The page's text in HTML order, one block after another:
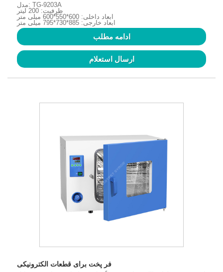
مدل: TG-9203A
ظرفیت: 200 لیتر
ابعاد داخلی: 600*550*600 میلی متر
ابعاد خارجی: 885*730*795 میلی متر
ادامه مطلب
ارسال استعلام
فر پخت برای قطعات الکترونیکی